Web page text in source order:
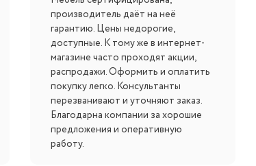
производитель даёт на неё
гарантию. Цены недорогие,
доступные. К тому же в интернет-
магазине часто проходят акции,
распродажи. Оформить и оплатить
покупку легко. Консультанты
перезванивают и уточняют заказ.
Благодарна компании за хорошие
предложения и оперативную
работу.